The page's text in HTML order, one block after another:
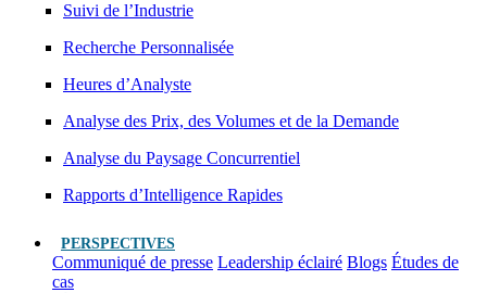
Suivi de l’Industrie
Recherche Personnalisée
Heures d’Analyste
Analyse des Prix, des Volumes et de la Demande
Analyse du Paysage Concurrentiel
Rapports d’Intelligence Rapides
PERSPECTIVES
Communiqué de presse Leadership éclairé Blogs Études de
cas